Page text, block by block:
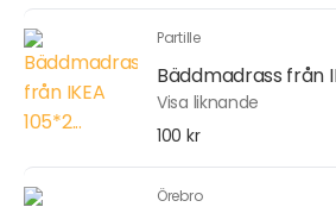
Partille
Bäddmadrass från
Visa liknande
100 kr
Örebro